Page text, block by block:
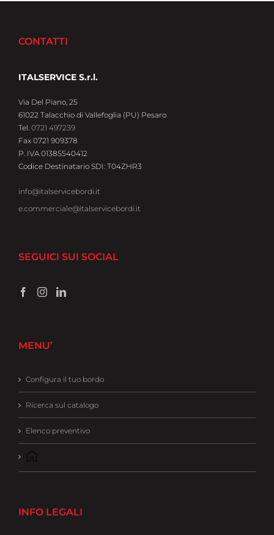
CONTATTI
ITALSERVICE S.r.l.
Via Del Piano, 25
61022 Talacchio di Vallefoglia (PU) Pesaro
Tel. 0721 497239
Fax 0721 909378
P. IVA 01385540412
Codice Destinatario SDI: T04ZHR3
info@italservicebordi.it
e.commerciale@italservicebordi.it
SEGUICI SUI SOCIAL
MENU’
Configura il tuo bordo
Ricerca sul catalogo
Elenco preventivo
INFO LEGALI